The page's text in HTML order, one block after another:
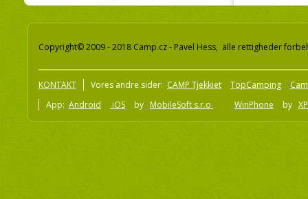
Copyright© 2009 - 2018 Camp.cz - Pavel Hess, alle rettigheder
KONTAKT Vores andre sider: CAMP Tjekkiet TopCamping
App: Android iOS by MobileSoft s.r.o WinPhone by